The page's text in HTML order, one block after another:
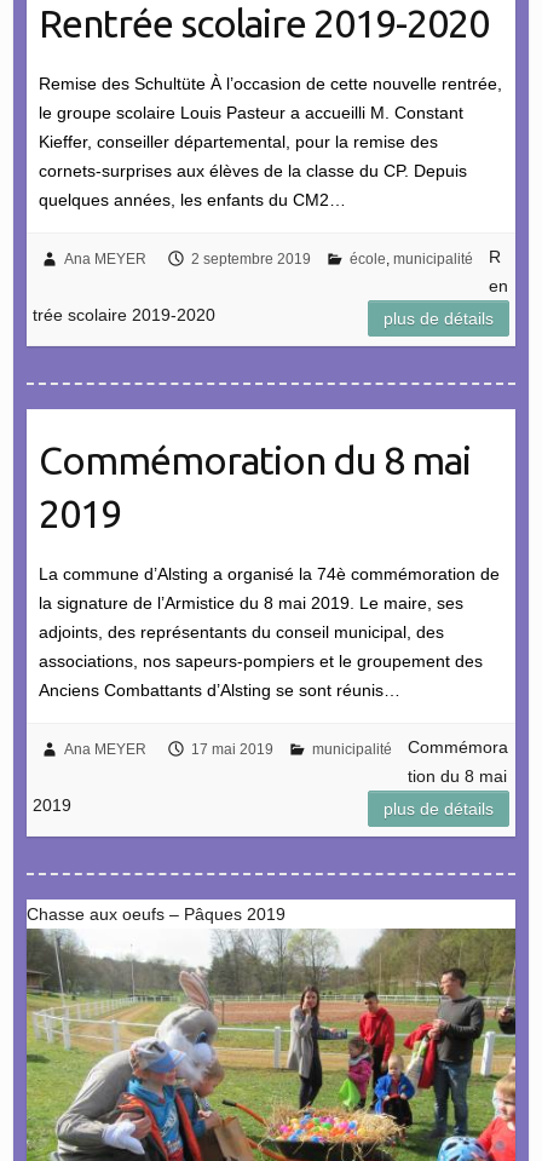
Rentrée scolaire 2019-2020
Remise des Schultüte À l’occasion de cette nouvelle rentrée,
le groupe scolaire Louis Pasteur a accueilli M. Constant
Kieffer, conseiller départemental, pour la remise des
cornets-surprises aux élèves de la classe du CP. Depuis
quelques années, les enfants du CM2…
Ana MEYER 2 septembre 2019 école, municipalité
R
en
trée scolaire 2019-2020
plus de détails
Commémoration du 8 mai
2019
La commune d’Alsting a organisé la 74è commémoration de
la signature de l’Armistice du 8 mai 2019. Le maire, ses
adjoints, des représentants du conseil municipal, des
associations, nos sapeurs-pompiers et le groupement des
Anciens Combattants d’Alsting se sont réunis…
Ana MEYER 17 mai 2019 municipalité
Commémora
tion du 8 mai
2019
plus de détails
Chasse aux oeufs – Pâques 2019